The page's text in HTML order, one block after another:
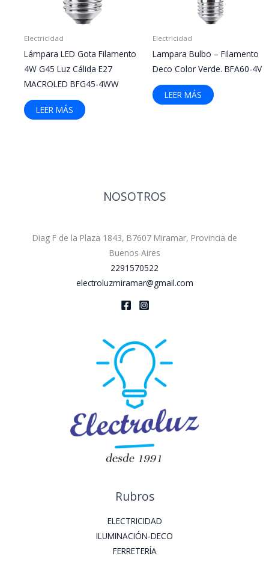
Electricidad
Lámpara LED Gota Filamento
4W G45 Luz Cálida E27
MACROLED BFG45-4WW
LEER MÁS
Electricidad
Lampara Bulbo – Filamento
Deco Color Verde. BFA60-4V
LEER MÁS
NOSOTROS
Diag F de la Plaza 1843, B7607 Miramar, Provincia de
Buenos Aires
2291570522
electroluzmiramar@gmail.com
Rubros
ELECTRICIDAD
ILUMINACIÓN-DECO
FERRETERÍA